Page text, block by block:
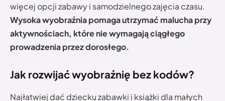
więcej opcji zabawy i samodzielnego zajęcia czasu.
Wysoka wyobraźnia pomaga utrzymać malucha przy
aktywnościach, które nie wymagają ciągłego
prowadzenia przez dorosłego.
Jak rozwijać wyobraźnię bez kodów?
Najłatwiej dać dziecku zabawki i książki dla małych